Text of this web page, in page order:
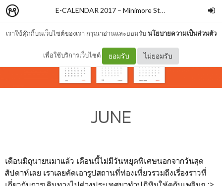
เราใช้คุ๊กกี้บนเว็บไซต์ของเรา กรุณาอ่านและยอมรับนโยบายความเป็นส่วนตัว
เพื่อใช้บริการเว็บไซต์ ยอมรับ ไม่ยอมรับ
E-CALENDAR 2017 – Minimore Store
JUNE
เดือนมิถุนายนมาแล้ว เดือนนี้ไม่มีวันหยุดพิเศษนอกจากวันสุด
สัปดาห์เลย เราเลยคัดเอารูปสถานที่ท่องเที่ยวรวมถึงเรื่องราวที่